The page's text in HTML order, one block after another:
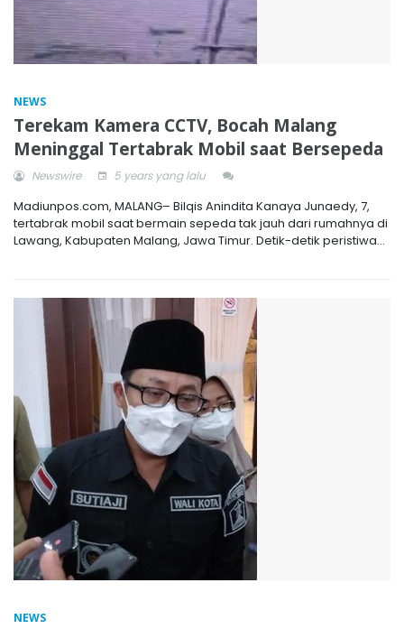
NEWS
Terekam Kamera CCTV, Bocah Malang
Meninggal Tertabrak Mobil saat Bersepeda
Newswire 5 years yang lalu
Madiunpos.com, MALANG– Bilqis Anindita Kanaya Junaedy, 7,
tertabrak mobil saat bermain sepeda tak jauh dari rumahnya di
Lawang, Kabupaten Malang, Jawa Timur. Detik-detik peristiwa...
NEWS